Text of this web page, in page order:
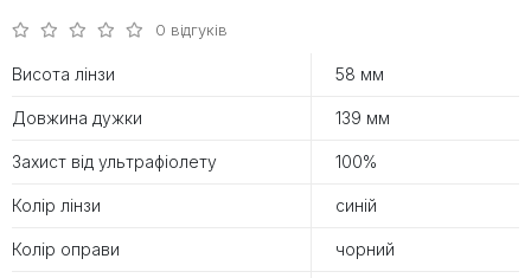
0 відгуків
Висота лінзи 58 мм
Довжина дужки 139 мм
Захист від ультрафіолету 100%
Колір лінзи синій
Колір оправи чорний